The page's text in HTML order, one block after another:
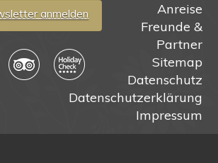
anmelden
Anreise
Freunde &
Partner
Sitemap
Datenschutz
Datenschutzerklärung
Impressum